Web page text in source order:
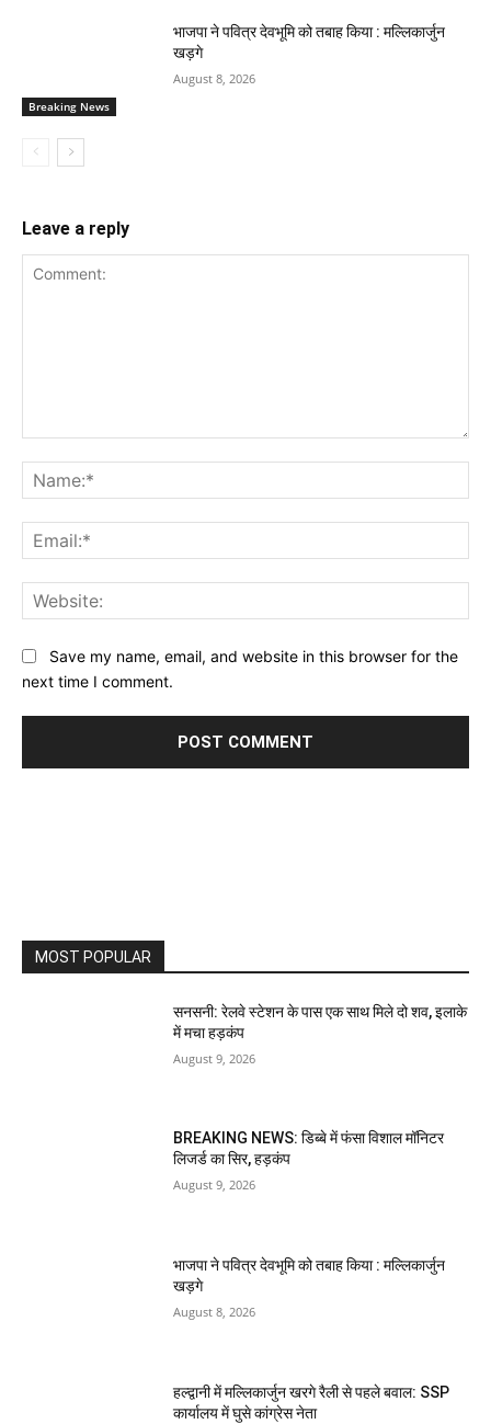
Breaking News
भाजपा ने पवित्र देवभूमि को तबाह किया : मल्लिकार्जुन
खड़गे
August 8, 2026
Leave a reply
Save my name, email, and website in this browser for the
next time I comment.
MOST POPULAR
सनसनी: रेलवे स्टेशन के पास एक साथ मिले दो शव, इलाके
में मचा हड़कंप
August 9, 2026
BREAKING NEWS: डिब्बे में फंसा विशाल मॉनिटर
लिजर्ड का सिर, हड़कंप
August 9, 2026
भाजपा ने पवित्र देवभूमि को तबाह किया : मल्लिकार्जुन
खड़गे
August 8, 2026
हल्द्वानी में मल्लिकार्जुन खरगे रैली से पहले बवाल: SSP
कार्यालय में घुसे कांग्रेस नेता